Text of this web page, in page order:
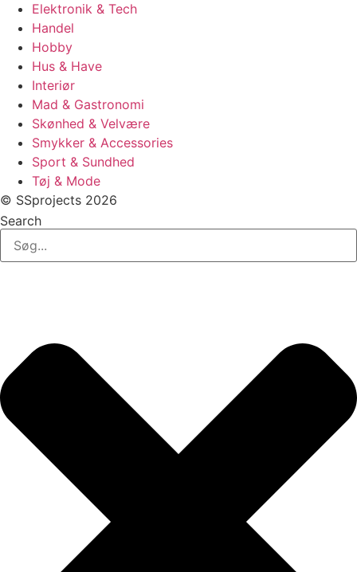
Elektronik & Tech
Handel
Hobby
Hus & Have
Interiør
Mad & Gastronomi
Skønhed & Velvære
Smykker & Accessories
Sport & Sundhed
Tøj & Mode
© SSprojects 2026
Search